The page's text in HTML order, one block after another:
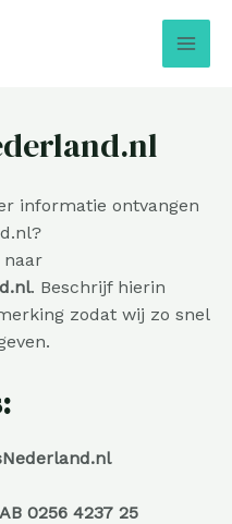
informatie ontvangen
. Beschrijf hierin
zodat wij zo snel
0256 4237 25